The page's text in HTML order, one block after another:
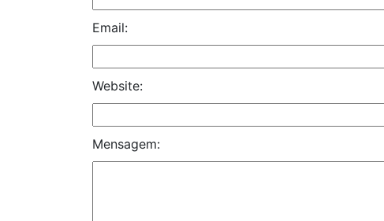
Email:
Website:
Mensagem: